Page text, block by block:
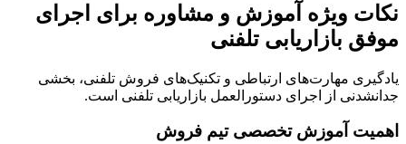
نکات ویژه آموزش و مشاوره برای اجرای
موفق بازاریابی تلفنی
یادگیری مهارت‌های ارتباطی و تکنیک‌های فروش تلفنی، بخشی
جدانشدنی از اجرای دستورالعمل بازاریابی تلفنی است.
اهمیت آموزش تخصصی تیم فروش